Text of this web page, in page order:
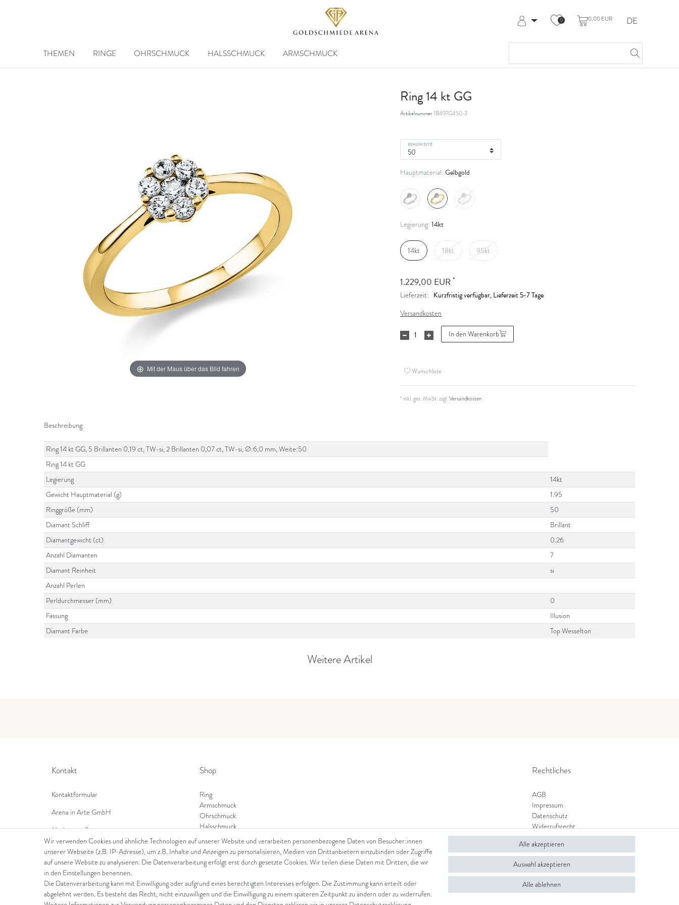
0 0,00 EUR DE
THEMEN RINGE OHRSCHMUCK HALSSCHMUCK ARMSCHMUCK
Mit der Maus über das Bild fahren
Ring 14 kt GG
Artikelnummer1B497G450-3
RINGWEITE
Hauptmaterial: Gelbgold
Legierung: 14kt
14kt 18kt 95kt
1.229,00 EUR *
Lieferzeit: Kurzfristig verfügbar, Lieferzeit 5-7 Tage
Versandkosten
In den Warenkorb
Wunschliste
* inkl. ges. MwSt. zzgl.Versandkosten
Beschreibung
Ring 14 kt GG, 5 Brillanten 0,19 ct, TW-si, 2 Brillanten 0,07 ct, TW-si, Ø:6,0 mm, Weite:50
Ring 14 kt GG
Legierung
14kt
Gewicht Hauptmaterial (g)
1.95
Ringgröße (mm)
50
Diamant Schliff
Brillant
Diamantgewicht (ct)
0.26
Anzahl Diamanten
7
Diamant Reinheit
si
Anzahl Perlen
Perldurchmesser (mm)
0
Fassung
Illusion
Diamant Farbe
Top Wesselton
Weitere Artikel
Kontakt
Kontaktformular
Arena in Arte GmbH
Marktgasse 2,
8600 Dübendorf
Tel: +41 44 821 60 40
E-Mail:info@goldschmiede-arena.com
Shop
Ring
Armschmuck
Ohrschmuck
Halsschmuck
Rechtliches
AGB
Impressum
Datenschutz
Widerrufsrecht
Zahlung und Versand
Widerrufsformular
Wir verwenden Cookies und ähnliche Technologien auf unserer Website und verarbeiten personenbezogene Daten von Besucher:innen
unserer Webseite (z.B. IP-Adresse), um z.B. Inhalte und Anzeigen zu personalisieren, Medien von Drittanbietern einzubinden oder Zugriffe
auf unsere Website zu analysieren. Die Datenverarbeitung erfolgt erst durch gesetzte Cookies. Wir teilen diese Daten mit Dritten, die wir
in den Einstellungen benennen.
Die Datenverarbeitung kann mit Einwilligung oder aufgrund eines berechtigten Interesses erfolgen. Die Zustimmung kann erteilt oder
abgelehnt werden. Es besteht das Recht, nicht einzuwilligen und die Einwilligung zu einem späteren Zeitpunkt zu ändern oder zu widerrufen.
Alle akzeptieren
Auswahl akzeptieren
Alle ablehnen